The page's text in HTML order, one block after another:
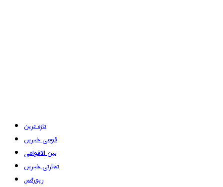
تازہ ترین
قومی خبریں
بین الاقوامی
تجارتی خبریں
رپورٹس